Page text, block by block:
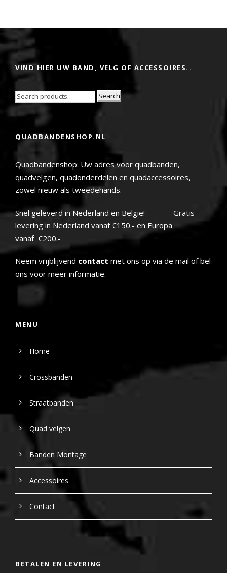
VIND HIER UW BAND, VELG OF ACCESSOIRES..
Search
QUADBANDENSHOP.NL
Quadbandenshop: Uw adres voor quadbanden,
quadvelgen, quadonderdelen en quadaccessoires,
zowel nieuw als tweedehands.
Snel geleverd in Nederland en België! Gratis
levering in Nederland vanaf €150.- en Europa
vanaf €200.-
Neem vrijblijvend contact met ons op via de mail of bel
ons voor meer informatie.
MENU
Home
Crossbanden
Straatbanden
Quad velgen
Banden Montage
Accessoires
Contact
BETALEN EN LEVERING